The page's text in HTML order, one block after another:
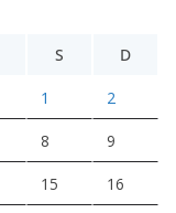
S D
1 2
8 9
15 16